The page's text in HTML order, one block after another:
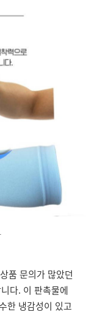
품 문의가 많았던
다. 이 판촉물에
한 냉감성이 있고